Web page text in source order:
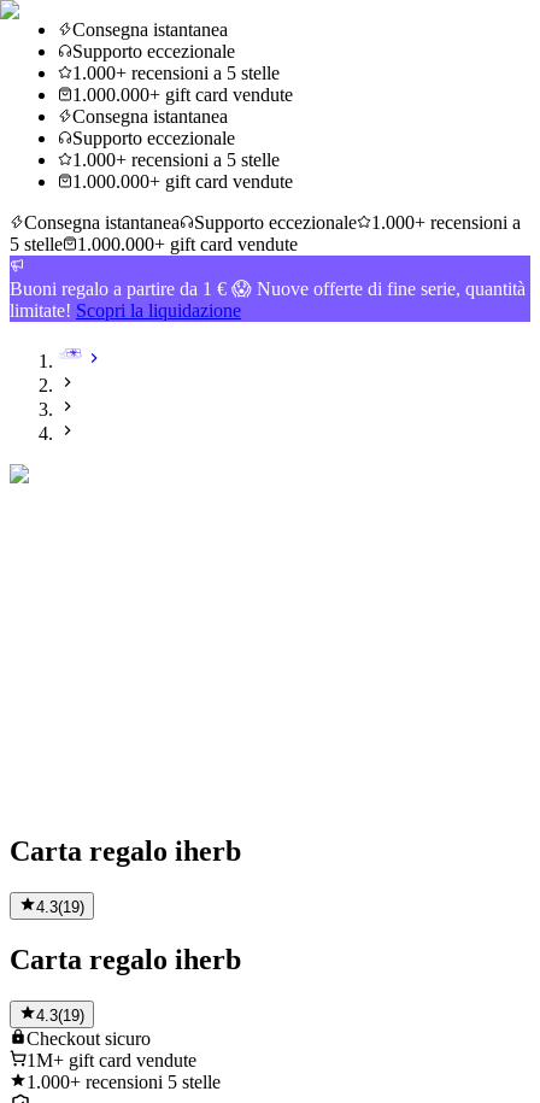
Consegna istantanea
Supporto eccezionale
1.000+ recensioni a 5 stelle
1.000.000+ gift card vendute
Consegna istantanea
Supporto eccezionale
1.000+ recensioni a 5 stelle
1.000.000+ gift card vendute
Consegna istantanea
Supporto eccezionale
1.000+ recensioni a
5 stelle
1.000.000+ gift card vendute
Buoni regalo a partire da 1 € 😱 Nuove offerte di fine serie, quantità
limitate! Scopri la liquidazione
Carta regalo iherb
4.3(19)
Carta regalo iherb
4.3(19)
Checkout sicuro
1M+ gift card vendute
1.000+ recensioni 5 stelle